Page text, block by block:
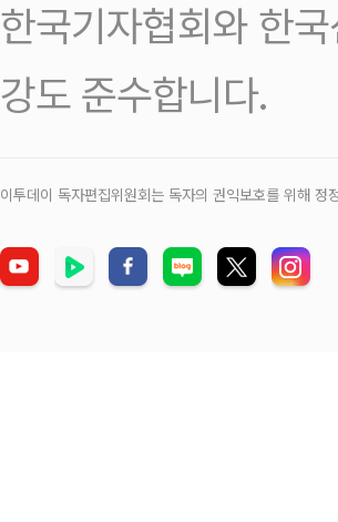
한국기자협회와 한
강도 준수합니다.
이투데이 독자편집위원회는 독자의 권익보호를 위해 정